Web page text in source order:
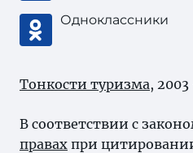
Одноклассники
Тонкости туризма,
В соответствии с
правах при